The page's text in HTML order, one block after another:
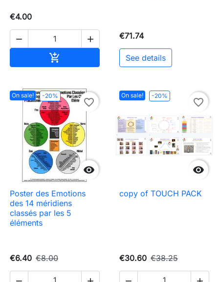
€4.00
 

€71.74
See details
On sale! -20%

favorite_border
Poster des Emotions
des 14 méridiens
classés par les 5
éléments
€6.40 €8.00
On sale! -20%

favorite_border
copy of TOUCH PACK
€30.60 €38.25